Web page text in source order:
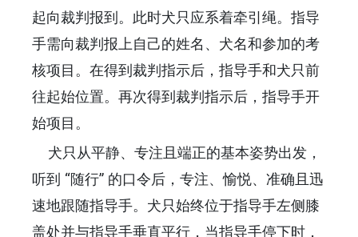
起向裁判报到。此时犬只应系着牵引绳。指导
手需向裁判报上自己的姓名、犬名和参加的考
核项目。在得到裁判指示后，指导手和犬只前
往起始位置。再次得到裁判指示后，指导手开
始项目。
犬只从平静、专注且端正的基本姿势出发，
听到 “随行” 的口令后，专注、愉悦、准确且迅
速地跟随指导手。犬只始终位于指导手左侧膝
盖处并与指导手垂直平行，当指导手停下时，